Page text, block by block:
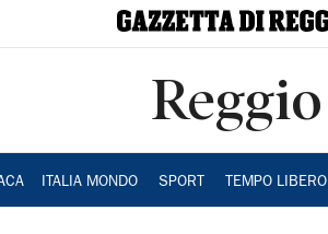
Reggio
ITALIA MONDO SPORT TEMPO LIBERO